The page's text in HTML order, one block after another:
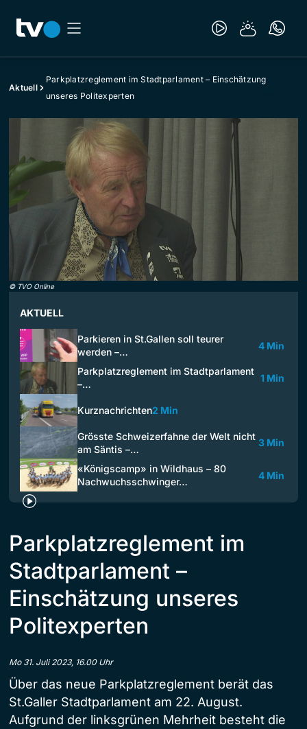
Aktuell
Parkplatzreglement im Stadtparlament – Einschätzung
unseres Politexperten
© TVO Online
AKTUELL
Parkieren in St.Gallen soll teurer
werden –…
4 Min
Parkplatzreglement im Stadtparlament
–…
1 Min
Kurznachrichten2 Min
Grösste Schweizerfahne der Welt nicht
am Säntis –…
3 Min
«Königscamp» in Wildhaus – 80
Nachwuchsschwinger…
4 Min
Parkplatzreglement im
Stadtparlament –
Einschätzung unseres
Politexperten
Mo 31. Juli 2023, 16.00 Uhr
Über das neue Parkplatzreglement berät das
St.Galler Stadtparlament am 22. August.
Aufgrund der linksgrünen Mehrheit besteht die